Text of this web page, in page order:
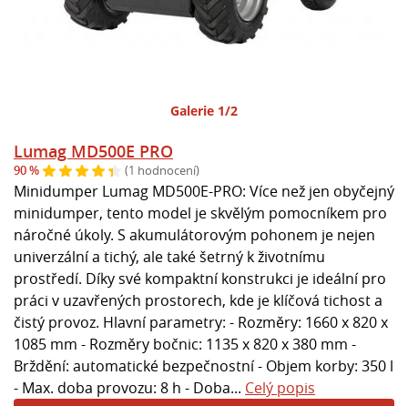
Galerie 1/2
Lumag MD500E PRO
90 % (1 hodnocení)
Minidumper Lumag MD500E-PRO: Více než jen obyčejný
minidumper, tento model je skvělým pomocníkem pro
náročné úkoly. S akumulátorovým pohonem je nejen
univerzální a tichý, ale také šetrný k životnímu
prostředí. Díky své kompaktní konstrukci je ideální pro
práci v uzavřených prostorech, kde je klíčová tichost a
čistý provoz. Hlavní parametry: - Rozměry: 1660 x 820 x
1085 mm - Rozměry bočnic: 1135 x 820 x 380 mm -
Brždění: automatické bezpečnostní - Objem korby: 350 l
- Max. doba provozu: 8 h - Doba... Celý popis